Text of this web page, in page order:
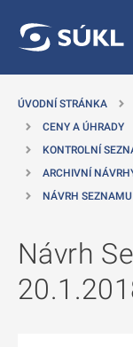
ÚVODNÍ STRÁNKA
CENY A ÚHRADY
KONTROLNÍ
ARCHIVNÍ
NÁVRH
Návrh